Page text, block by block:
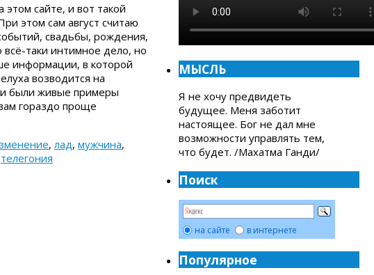
сайте, и вот такой
этом сам август считаю
свадьбы, рождения,
таки интимное дело, но
информации, в которой
возводится на
были живые примеры
гораздо проще
, лад, мужчина,
телегония
МЫСЛЬ
Я не хочу предвидеть
будущее. Меня заботит
настоящее. Бог не дал мне
возможности управлять тем,
что будет. /Махатма Ганди/
Поиск
на сайте в интернете
Популярное